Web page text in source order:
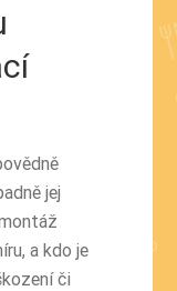
jej
a kdo je
či